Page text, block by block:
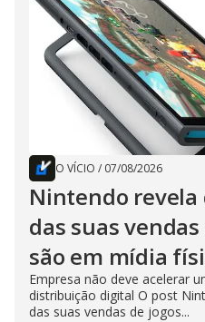
O VÍCIO / 07/08/2026
Nintendo revela
das suas
são em mídia
Empresa não deve acelerar
distribuição digital O post
das suas vendas de jogos...